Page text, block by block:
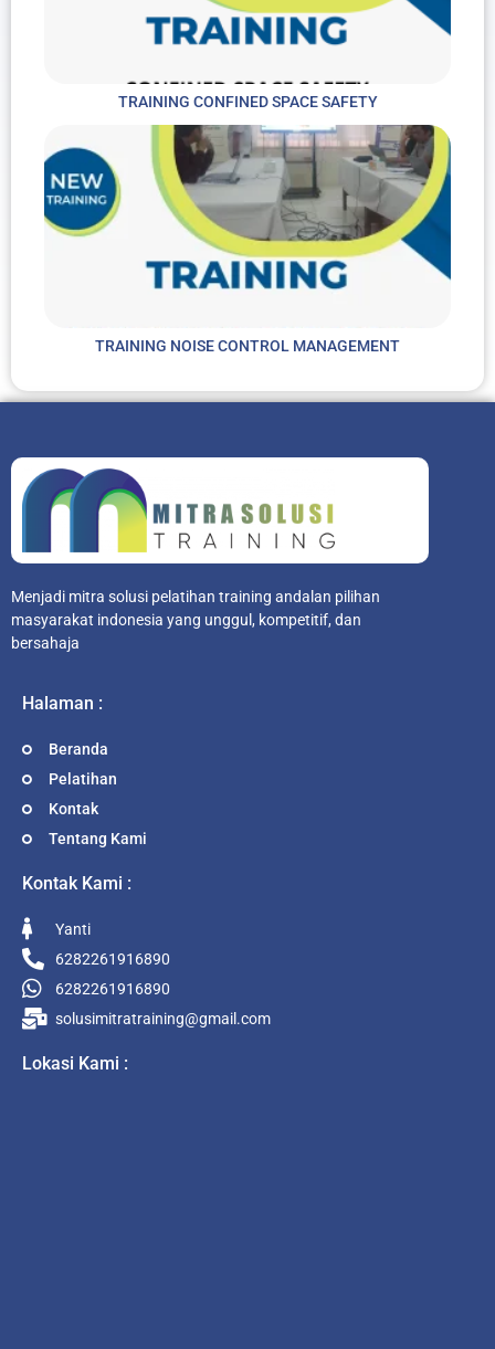
TRAINING CONFINED SPACE SAFETY
TRAINING NOISE CONTROL MANAGEMENT
Menjadi mitra solusi pelatihan training andalan pilihan
masyarakat indonesia yang unggul, kompetitif, dan
bersahaja
Halaman :
Beranda
Pelatihan
Kontak
Tentang Kami
Kontak Kami :
Yanti
6282261916890
6282261916890
solusimitratraining@gmail.com
Lokasi Kami :